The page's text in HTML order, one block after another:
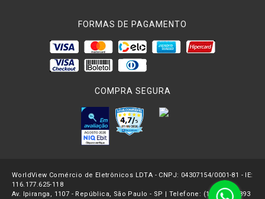
FORMAS DE PAGAMENTO
COMPRA SEGURA
WorldView Comércio de Eletrônicos LDTA - CNPJ: 04307154/0001-81 - IE:
116.177.625-118
Av. Ipiranga, 1107 - República, São Paulo - SP | Telefone: (11) 3227-2893